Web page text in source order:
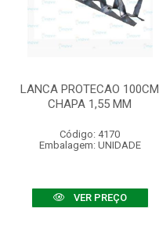
LANCA PROTECAO 100CM
CHAPA 1,55 MM
Código: 4170
Embalagem: UNIDADE
VER PREÇO